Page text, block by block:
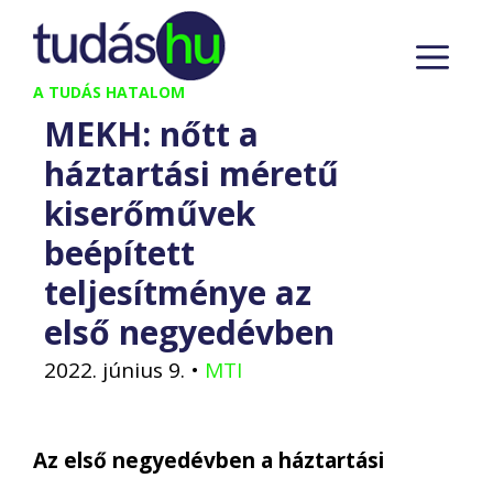
Kilépés
tartalomba
A TUDÁS HATALOM
MEKH: nőtt a
háztartási méretű
kiserőművek
beépített
teljesítménye az
első negyedévben
2022. június 9. • MTI
Az első negyedévben a háztartási